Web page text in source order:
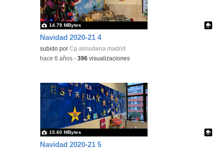
Navidad 2020-21 4
Contenido educativo.
subido porCp almudena madrid
14.79 MBytes
-hace 6 años -396 visualizaciones
Navidad 2020-21 5
15.60 MBytes